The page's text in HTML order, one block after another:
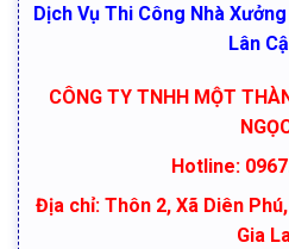
Dịch Vụ Thi Công Nhà
Lân
CÔNG TY TNHH MỘT
Hotline:
Địa chỉ: Thôn 2, Xã Diên
Gia